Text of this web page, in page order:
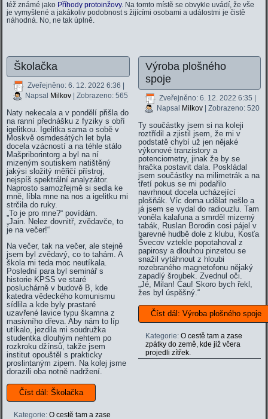
též známé jako Příhody protoinžovy. Na tomto místě se obvykle uvádí, že vše
je vymyšlené a jakákoliv podobnost s žijícími osobami a událostmi je čistě
náhodná. No, ne tak úplně.
Školačka
Zveřejněno: 6. 12. 2022 6:36
Napsal Milkov | Zobrazeno: 565
Naty nekecala a v pondělí přišla do
na ranní přednášku z fyziky s obří
igelitkou. Igelitka sama o sobě v
Moskvě osmdesátých let byla
docela vzácností a na téhle stálo
Mašpriborintorg a byl na ní
mizeným soutiskem natištěný
jakýsi složitý měřičí přístroj,
nejspíš spektrální analyzátor.
Naprosto samozřejmě si sedla ke
mně, líbla mne na nos a igelitku mi
strčila do ruky.
„To je pro mne?“ povídám.
„Jain. Nelez dovnitř, zvědavče, to
je na večer!“
Na večer, tak na večer, ale stejně
jsem byl zvědavý, co to tahám. A
škola mi teda moc neutíkala.
Poslední para byl seminář s
historie KPSS ve staré
posluchárně v budově B, kde
katedra vědeckého komunismu
sídlila a kde byly prastaré
uzavřené lavice typu škamna z
masivního dřeva. Aby nám to líp
utíkalo, jezdila mi soudružka
studentka dlouhým nehtem po
rozkroku džínsů, takže jsem
institut opouštěl s prakticky
proslintaným zipem. Na kolej jsme
dorazili oba notně nadržení.
Číst dál: Školačka
Kategorie:O cestě tam a zase
Výroba plošného
spoje
Zveřejněno: 6. 12. 2022 6:35
Napsal Milkov| Zobrazeno: 520
Ty součástky jsem si na koleji
roztřídil a zjistil jsem, že mi v
podstatě chybí už jen nějaké
výkonové tranzistory a
potenciometry, jinak že by se
hračka postavit dala. Poskládal
jsem součástky na milimetrák a na
třetí pokus se mi podařilo
navrhnout docela ucházející
plošňák. Víc doma udělat nešlo a
já jsem se vydal do radiouzlu. Tam
voněla kalafuna a smrděl mizerný
tabák, Ruslan Borodin cosi pájel v
barevné hudbě dole z klubu, Kosťa
Švecov vztekle popotahoval z
papirosy a dlouhou pinzetou se
snažil vytáhnout z hloubi
rozebraného magnetofonu nějaký
zapadlý šroubek. Zvednul oči.
„Jé, Milan! Čau! Skoro bych řekl,
žes byl úspěšný.“
Číst dál: Výroba plošného spoje
Kategorie: O cestě tam a zase
zpátky do země, kde již včera
projedli zítřek.